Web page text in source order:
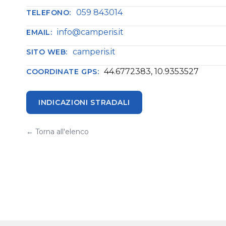
TELEFONO: 059 843014
EMAIL: info@camperis.it
SITO WEB: camperis.it
COORDINATE GPS: 44.6772383, 10.9353527
INDICAZIONI STRADALI
← Torna all'elenco